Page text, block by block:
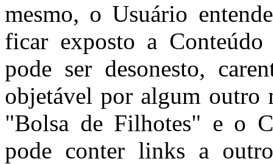
mesmo, o Usuário
ficar exposto a
pode ser desonesto,
objetável por algum outro
"Bolsa de Filhotes" e o
pode conter links a